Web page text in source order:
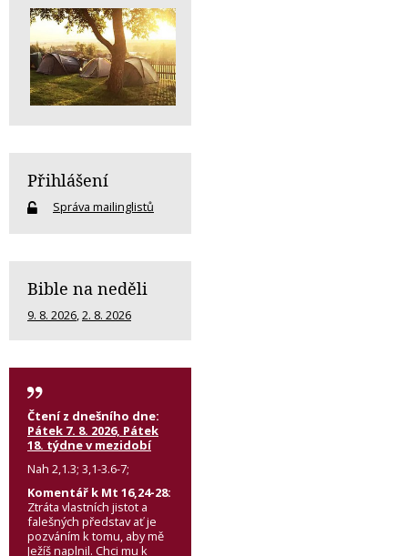
Přihlášení
Správa mailinglistů
Bible na neděli
9. 8. 2026 2. 8. 2026
Čtení z dnešního dne:
Pátek 7. 8. 2026, Pátek
18. týdne v mezidobí
Nah 2,1.3; 3,1-3.6-7;
Komentář k Mt 16,24-28:
Ztráta vlastních jistot a
falešných představ ať je
pozváním k tomu, aby mě
Ježíš naplnil. Chci mu k